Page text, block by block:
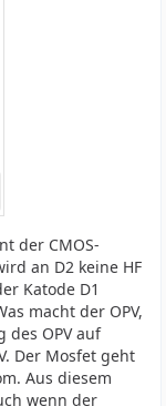
der CMOS-
an D2 keine HF
Katode D1
macht der OPV,
des OPV auf
Der Mosfet geht
Aus diesem
wenn der